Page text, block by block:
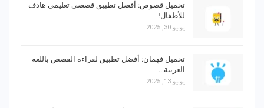
تحميل قصوص: أفضل تطبيق قصصي تعليمي هادف
للأطفال!
يونيو 30, 2025
تحميل فهمان: أفضل تطبيق لقراءة القصص باللغة
العربية…
يونيو 13, 2025